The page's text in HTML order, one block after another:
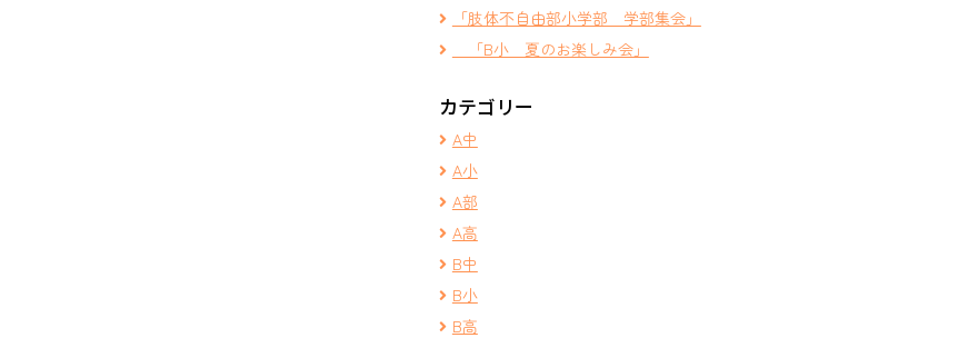
「肢体不自由部小学部 学部集会」
「B小 夏のお楽しみ会」
カテゴリー
A中
A小
A部
A高
B中
B小
B高